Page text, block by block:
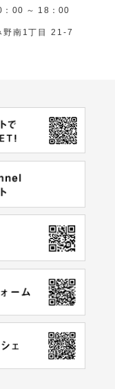
：00 ～ 18：00
野南1丁目 21-7